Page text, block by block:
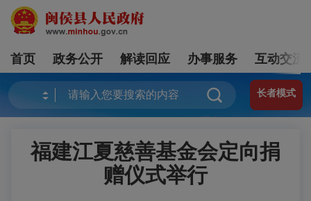
首页 政务公开 解读回应 办事服务 互动交流
长者模式
福建江夏慈善基金会定向捐
赠仪式举行